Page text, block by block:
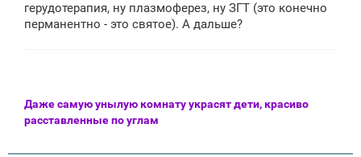
герудотерапия, ну плазмоферез, ну ЗГТ (это конечно
перманентно - это святое). А дальше?
Даже самую унылую комнату украсят дети, красиво
расставленные по углам